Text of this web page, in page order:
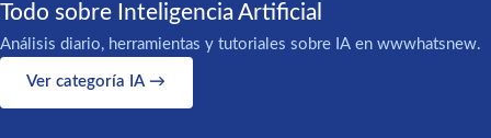
Todo sobre Inteligencia Artificial
Análisis diario, herramientas y tutoriales sobre IA en wwwhatsnew.
Ver categoría IA →